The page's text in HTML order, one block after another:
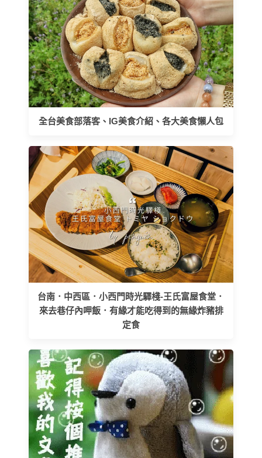
全台美食部落客、IG美食介紹、各大美食懶人包
台南．中西區．小西門時光驛棧-王氏富屋食堂．
來去巷仔內呷飯．有緣才能吃得到的無緣炸豬排
定食